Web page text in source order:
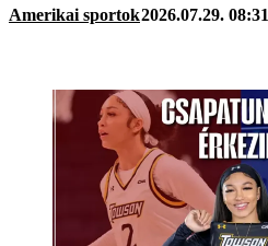
Amerikai sportok2026.07.29. 08:31